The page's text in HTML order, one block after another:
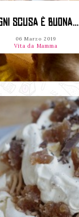
SCUSA È BUONA...
06 Marzo 2019
Vita da Mamma